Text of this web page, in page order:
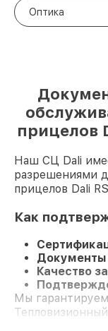
Оптика
прицелов
Наш СЦ Dali
разрешениями
прицелов Dali
Как
Документы
Качество
Мы